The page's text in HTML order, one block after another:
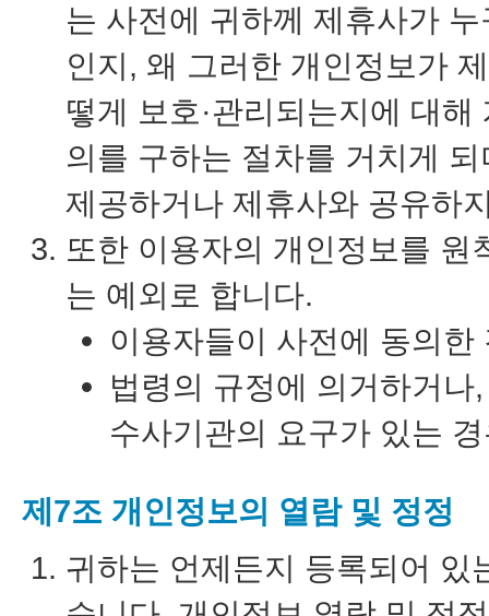
는 사전에 귀하께 제휴사가
인지, 왜 그러한 개인정보가
떻게 보호·관리되는지에 대
의를 구하는 절차를 거치게
제공하거나 제휴사와 공유하
또한 이용자의 개인정보를
는 예외로 합니다.
이용자들이 사전에 동의한
법령의 규정에 의거하거
수사기관의 요구가 있는
제7조 개인정보의 열람 및 정정
귀하는 언제든지 등록되어 있